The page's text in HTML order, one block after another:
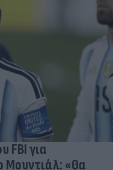
FBI για
Μουντιάλ: «Θα